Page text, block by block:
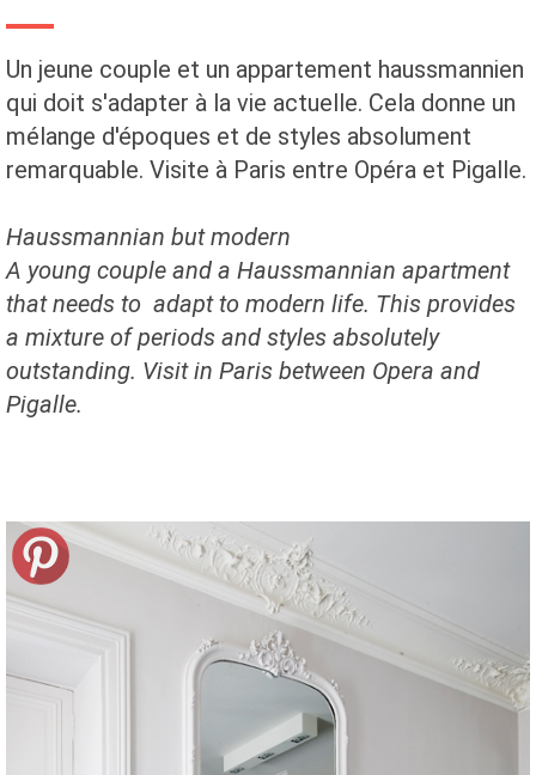
Un jeune couple et un appartement haussmannien
qui doit s'adapter à la vie actuelle. Cela donne un
mélange d'époques et de styles absolument
remarquable. Visite à Paris entre Opéra et Pigalle.
Haussmannian but modern
A young couple and a Haussmannian apartment
that needs to adapt to modern life. This provides
a mixture of periods and styles absolutely
outstanding. Visit in Paris between Opera and
Pigalle.